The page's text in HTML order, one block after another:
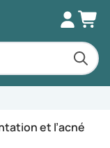
et l’acné